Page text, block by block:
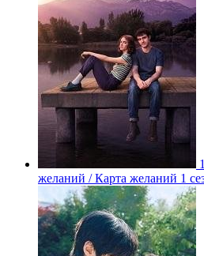
желаний / Карта желаний 1